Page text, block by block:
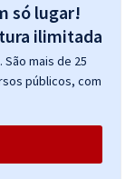
só lugar!
mais de 25
públicos, com